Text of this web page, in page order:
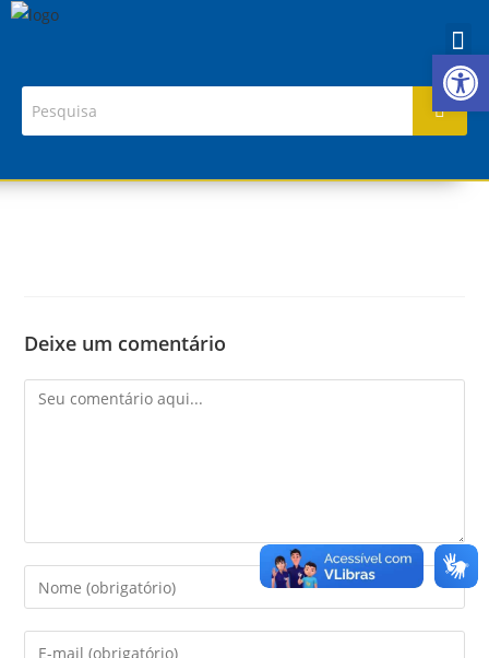
Deixe um comentário